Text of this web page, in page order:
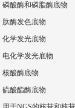
磷酸酶和磷脂酶底物
肽酶发色底物
化学发光底物
电化学发光底物
核酸酶底物
硫酸酯酶底物